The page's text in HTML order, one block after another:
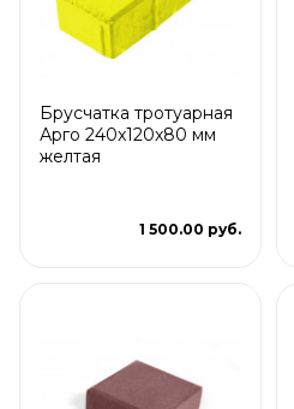
Брусчатка тротуарная
Арго 240x120x80 мм
желтая
1 500.00 руб.